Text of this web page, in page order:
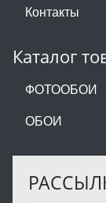
Контакты
Каталог
ФОТООБОИ
ОБОИ